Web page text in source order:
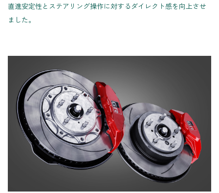
直進安定性とステアリング操作に対するダイレクト感を向上させ
ました。